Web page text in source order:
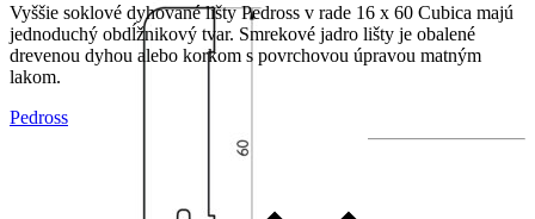
Vyššie soklové dyhované lišty Pedross v rade 16 x 60 Cubica majú
jednoduchý obdĺžnikový tvar. Smrekové jadro lišty je obalené
drevenou dyhou alebo korkom s povrchovou úpravou matným
lakom.
Pedross